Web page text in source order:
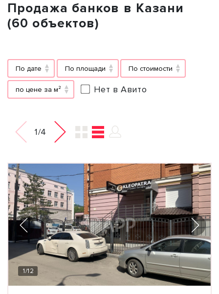
Продажа банков в Казани
(60 объектов)
По дате По площади По стоимости
по цене за м² Нет в Авито
1/4
1/12